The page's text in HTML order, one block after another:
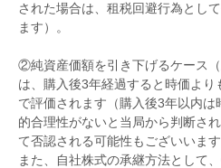
された場合は、租税回避行為とし
ます）。
②純資産価額を引き下げるケース
は、購入後3年経過すると時価よ
で評価されます（購入後3年以内
的合理性がないと当局から判断さ
て否認される可能性もございいます
また、自社株式の承継方法として